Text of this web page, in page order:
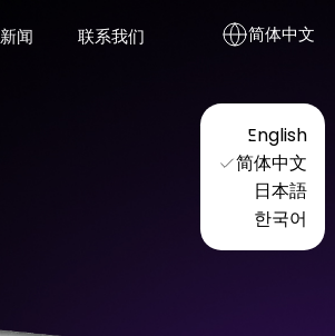
新闻 联系我们 简体中文
English
简体中文
日本語
한국어